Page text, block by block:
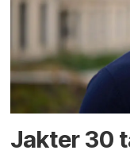
Jakter 30